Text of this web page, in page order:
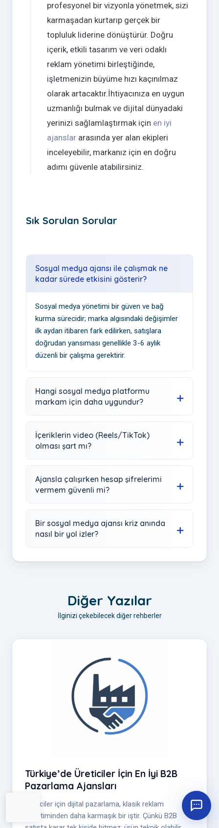
profesyonel bir vizyonla yönetmek, sizi
karmaşadan kurtarıp gerçek bir
topluluk liderine dönüştürür. Doğru
içerik, etkili tasarım ve veri odaklı
reklam yönetimi birleştiğinde,
işletmenizin büyüme hızı kaçınılmaz
olarak artacaktır.İhtiyacınıza en uygun
uzmanlığı bulmak ve dijital dünyadaki
yerinizi sağlamlaştırmak için en iyi
ajanslar arasında yer alan ekipleri
inceleyebilir, markanız için en doğru
adımı güvenle atabilirsiniz.
Sık Sorulan Sorular
Sosyal medya ajansı ile çalışmak ne
kadar sürede etkisini gösterir?
Sosyal medya yönetimi bir güven ve bağ
kurma sürecidir; marka algısındaki değişimler
ilk aydan itibaren fark edilirken, satışlara
doğrudan yansıması genellikle 3-6 aylık
düzenli bir çalışma gerektirir.
Hangi sosyal medya platformu
markam için daha uygundur?
İçeriklerin video (Reels/TikTok)
olması şart mı?
Ajansla çalışırken hesap şifrelerimi
vermem güvenli mi?
Bir sosyal medya ajansı kriz anında
nasıl bir yol izler?
Diğer Yazılar
İlginizi çekebilecek diğer rehberler
Türkiye’de Üreticiler İçin En İyi B2B
Pazarlama Ajansları
Üreticiler için dijital pazarlama, klasik reklam
yönetiminden daha karmaşık bir iştir. Çünkü B2B